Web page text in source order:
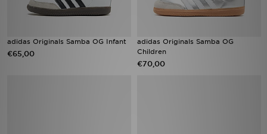
adidas Originals Samba OG Infant
€65,00
adidas Originals Samba OG
Children
€70,00